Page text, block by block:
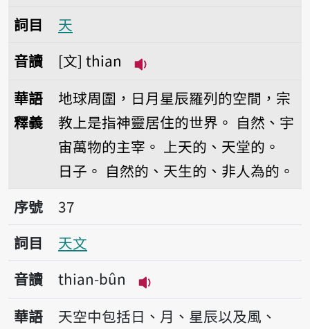
詞目
天
音讀
文 thian
華語
釋義
地球周圍，日月星辰羅列的空間，宗
教上是指神靈居住的世界。 自然、宇
宙萬物的主宰。 上天的、天堂的。
日子。 自然的、天生的、非人為的。
序號37天文
序號
37
詞目
天文
音讀
thian-bûn
播放音讀thian-bûn
華語
天空中包括日、月、星辰以及風、